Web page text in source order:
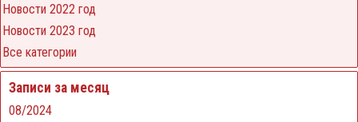
Новости 2022 год
Новости 2023 год
Все категории
Записи за месяц
08/2024